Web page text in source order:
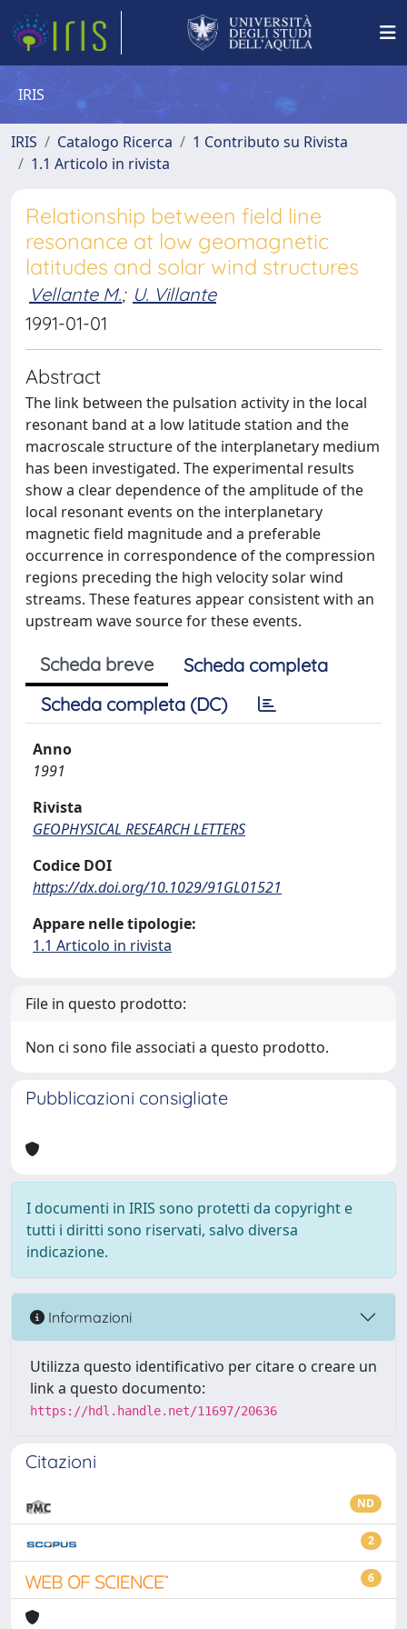
IRIS
IRIS Catalogo Ricerca
1 Contributo su Rivista
1.1 Articolo in rivista
Relationship between field line
resonance at low geomagnetic
latitudes and solar wind structures
Vellante M.; U. Villante
1991-01-01
Abstract
The link between the pulsation activity in the local
resonant band at a low latitude station and the
macroscale structure of the interplanetary medium
has been investigated. The experimental results
show a clear dependence of the amplitude of the
local resonant events on the interplanetary
magnetic field magnitude and a preferable
occurrence in correspondence of the compression
regions preceding the high velocity solar wind
streams. These features appear consistent with an
upstream wave source for these events.
Scheda breve
Scheda completa
Scheda completa (DC)
Anno
1991
Rivista
GEOPHYSICAL RESEARCH LETTERS
Codice DOI
https://dx.doi.org/10.1029/91GL01521
Appare nelle tipologie:
1.1 Articolo in rivista
File in questo prodotto:
Non ci sono file associati a questo prodotto.
Pubblicazioni consigliate
I documenti in IRIS sono protetti da copyright e
tutti i diritti sono riservati, salvo diversa
indicazione.
Informazioni
Utilizza questo identificativo per citare o creare un
link a questo documento:
https://hdl.handle.net/11697/20636
Citazioni
ND
2
6